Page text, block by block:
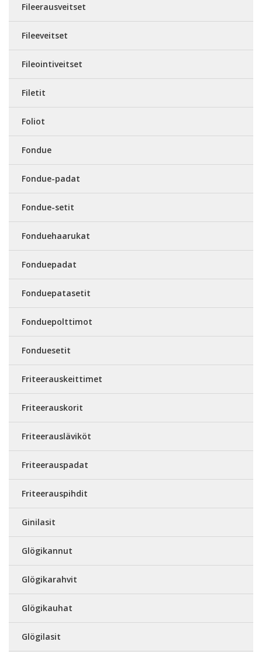
Fileerausveitset
Fileeveitset
Fileointiveitset
Filetit
Foliot
Fondue
Fondue-padat
Fondue-setit
Fonduehaarukat
Fonduepadat
Fonduepatasetit
Fonduepolttimot
Fonduesetit
Friteerauskeittimet
Friteerauskorit
Friteerausläviköt
Friteerauspadat
Friteerauspihdit
Ginilasit
Glögikannut
Glögikarahvit
Glögikauhat
Glögilasit